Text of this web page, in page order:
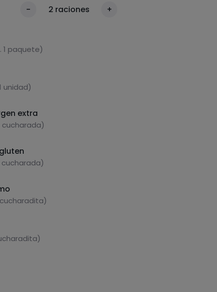
- 2 raciones +
1 paquete)
unidad)
extra
cucharada)
cucharada)